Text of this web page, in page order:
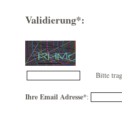
Validierung*:
Bitte
Ihre Email Adresse*: